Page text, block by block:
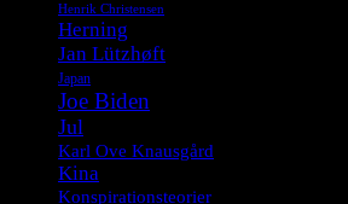
Henrik Christensen
Herning
Jan Lützhøft
Japan
Joe Biden
Jul
Karl Ove Knausgård
Kina
Konspirationsteorier